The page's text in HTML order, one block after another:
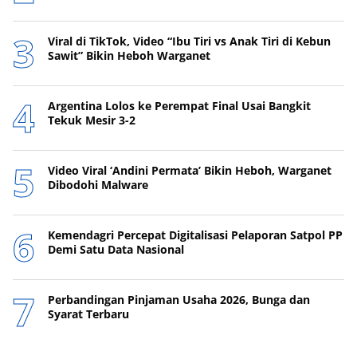
Viral di TikTok, Video “Ibu Tiri vs Anak Tiri di Kebun
Sawit” Bikin Heboh Warganet
Argentina Lolos ke Perempat Final Usai Bangkit
Tekuk Mesir 3-2
Video Viral ‘Andini Permata’ Bikin Heboh, Warganet
Dibodohi Malware
Kemendagri Percepat Digitalisasi Pelaporan Satpol PP
Demi Satu Data Nasional
Perbandingan Pinjaman Usaha 2026, Bunga dan
Syarat Terbaru